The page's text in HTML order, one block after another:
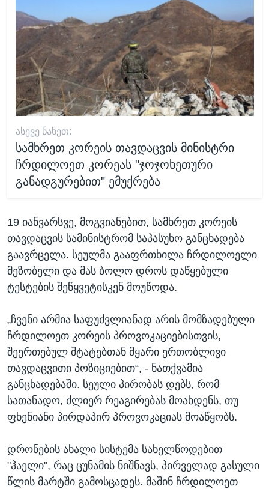
ᲐᲡᲔᲕᲔ ᲜᲐᲮᲔᲗ:
სამხრეთ კორეის თავდაცვის მინისტრი
ჩრდილოეთ კორეას "ჯოჯოხეთური
განადგურებით" ემუქრება
19 იანვარსვე, მოგვიანებით, სამხრეთ კორეის
თავდაცვის სამინისტრომ საპასუხო განცხადება
გაავრცელა. სეულმა გააფრთხილა ჩრდილოელი
მეზობელი და მას ბოლო დროს დაწყებული
ტესტების შეწყვეტისკენ მოუწოდა.
„ჩვენი არმია საფუძვლიანად არის მომზადებული
ჩრდილოეთ კორეის პროვოკაციებისთვის,
შეერთებულ შტატებთან მყარი ერთობლივი
თავდაცვითი პოზიციებით“, - ნათქვამია
განცხადებაში. სეული პირობას დებს, რომ
სათანადო, ძლიერ რეაგირებას მოახდენს, თუ
ფხენიანი პირდაპირ პროვოკაციას მოაწყობს.
დრონების ახალი სისტემა სახელწოდებით
"ჰაელი", რაც ცუნამის ნიშნავს, პირველად გასული
წლის მარტში გამოსცადეს. მაშინ ჩრდილოეთ